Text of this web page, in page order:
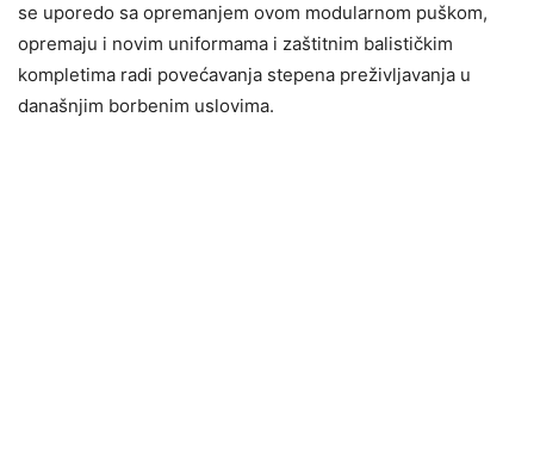
se uporedo sa opremanjem ovom modularnom puškom,
opremaju i novim uniformama i zaštitnim balističkim
kompletima radi povećavanja stepena preživljavanja u
današnjim borbenim uslovima.